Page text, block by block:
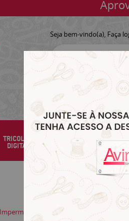
Seja bem-vindo(a), Faça
TRICOLINE
DIGITAL SARJA SINTÉTICOS &
CHITÃO
Xadrez Moderno Colorido